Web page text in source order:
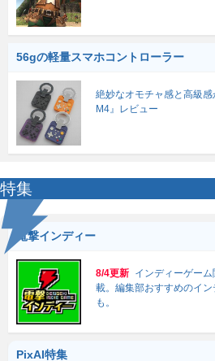
56gの軽量スマホコントローラー
絶妙なオモチャ感と高級
M4』レビュー
特集
電撃インディー
8/4更新 インディーゲー
載。編集部おすすめのイ
も。
PixAI特集